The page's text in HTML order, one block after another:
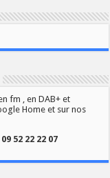
fm , en DAB+ et
Home et sur nos
09 52 22 22 07